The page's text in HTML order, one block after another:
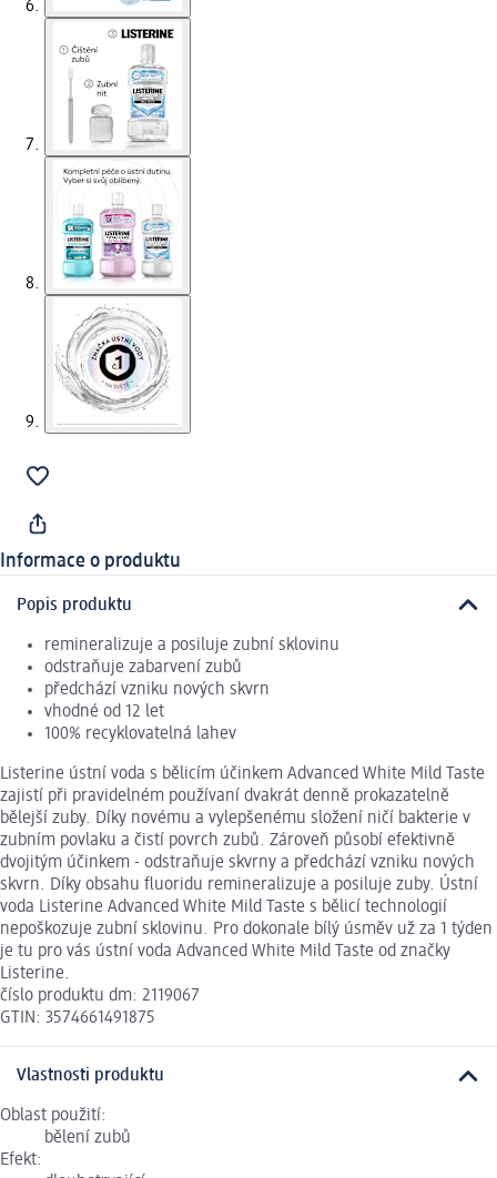
Informace o produktu
Popis produktu
remineralizuje a posiluje zubní sklovinu
odstraňuje zabarvení zubů
předchází vzniku nových skvrn
vhodné od 12 let
100% recyklovatelná lahev
Listerine ústní voda s bělicím účinkem Advanced White Mild Taste
zajistí při pravidelném používaní dvakrát denně prokazatelně
bělejší zuby. Díky novému a vylepšenému složení ničí bakterie v
zubním povlaku a čistí povrch zubů. Zároveň působí efektivně
dvojitým účinkem - odstraňuje skvrny a předchází vzniku nových
skvrn. Díky obsahu fluoridu remineralizuje a posiluje zuby. Ústní
voda Listerine Advanced White Mild Taste s bělicí technologií
nepoškozuje zubní sklovinu. Pro dokonale bílý úsměv už za 1 týden
je tu pro vás ústní voda Advanced White Mild Taste od značky
Listerine.
číslo produktu dm: 2119067
GTIN: 3574661491875
Vlastnosti produktu
Oblast použití:
bělení zubů
Efekt: